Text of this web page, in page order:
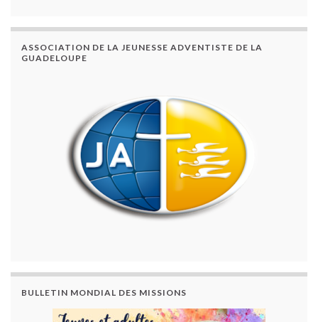
ASSOCIATION DE LA JEUNESSE ADVENTISTE DE LA
GUADELOUPE
BULLETIN MONDIAL DES MISSIONS